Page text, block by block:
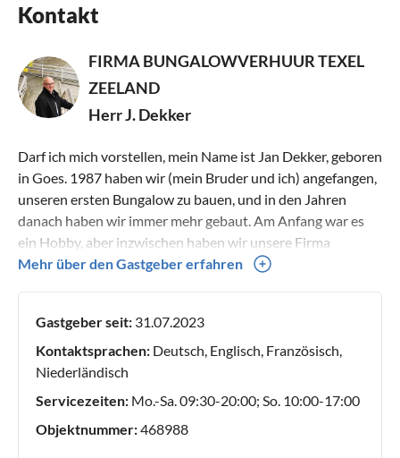
Kontakt
FIRMA BUNGALOWVERHUUR TEXEL
ZEELAND
Herr J. Dekker
Darf ich mich vorstellen, mein Name ist Jan Dekker, geboren
in Goes. 1987 haben wir (mein Bruder und ich) angefangen,
unseren ersten Bungalow zu bauen, und in den Jahren
danach haben wir immer mehr gebaut. Am Anfang war es
ein Hobby, aber inzwischen haben wir unsere Firma
Bungalowverhuur Texel Zeeland gegründet. und wir haben
Mehr über den Gastgeber erfahren
Gastgeber seit: 31.07.2023
Kontaktsprachen: Deutsch, Englisch, Französisch,
Niederländisch
Servicezeiten: Mo.-Sa. 09:30-20:00; So. 10:00-17:00
Objektnummer:468988